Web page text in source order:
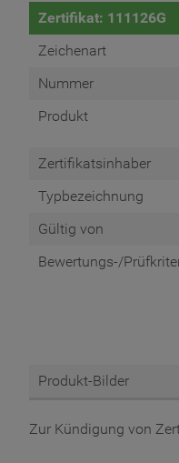
Zertifikat: 111126G
Zeichenart
Nummer
Produkt
Zertifikatsinhaber
Typbezeichnung
Gültig von
Bewertungs-/
Produkt-Bilder
Zur Kündigung von